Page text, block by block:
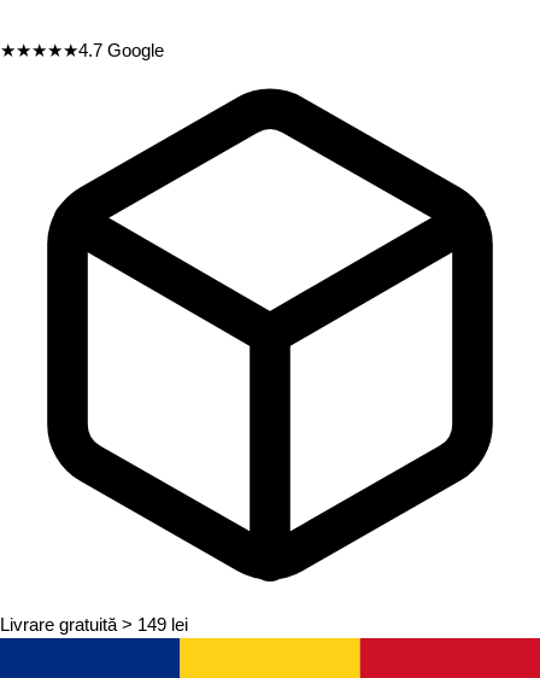
★★★★★4.7 Google
Livrare gratuită > 149 lei